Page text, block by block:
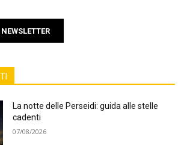
La notte delle Perseidi: guida alle stelle
cadenti
07/08/2026